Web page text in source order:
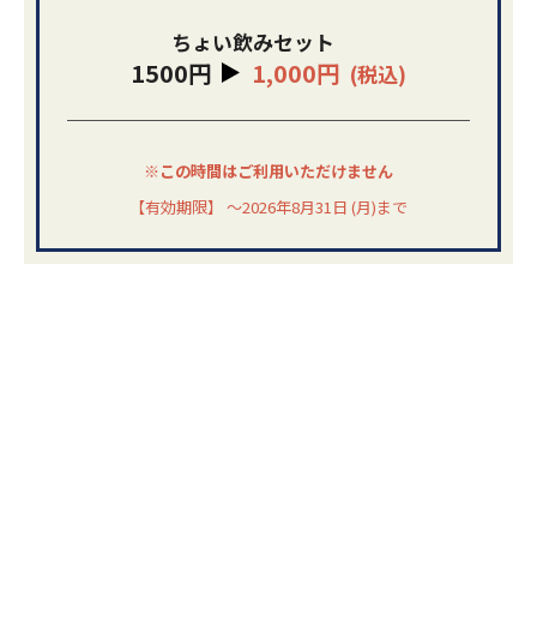
ちょい飲みセット
1500円 1,000円 (税込)
※この時間はご利用いただけません
【有効期限】 ～2026年8月31日 (月)まで